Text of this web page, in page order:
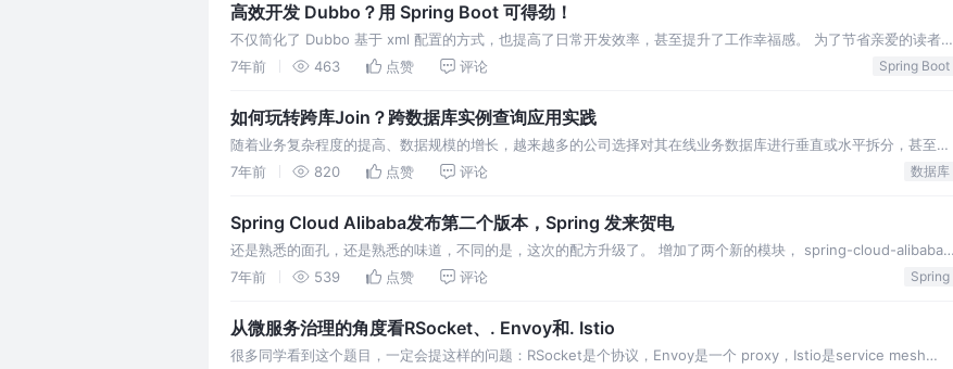
高效开发 Dubbo？用 Spring Boot 可得劲！
不仅简化了 Dubbo 基于 xml 配置的方式，也提高了日常开发效率，甚至提升了工作幸福感。 为了节省亲爱的读者您
的时间，请根据以下2点提示来阅读本文，以提高您的阅读收获效率哦。 如果您只有简单的 Java 基础和 Maven 经
7年前 463 点赞 评论 Spring Boot
如何玩转跨库Join？跨数据库实例查询应用实践
随着业务复杂程度的提高、数据规模的增长，越来越多的公司选择对其在线业务数据库进行垂直或水平拆分，甚至选
择不同的数据库类型以满足其业务需求。原本在同一数据库实例里就能实现的SQL查询，现在需要跨多个数据库实例
7年前 820 点赞 评论 数据库
Spring Cloud Alibaba发布第二个版本，Spring 发来贺电
还是熟悉的面孔，还是熟悉的味道，不同的是，这次的配方升级了。 增加了两个新的模块， spring-cloud-alibaba-
schedulerx 和 spring-cloud-stream-binder-rocketmq 。 在 spring-cloud-alibaba-na…
7年前 539 点赞 评论 Spring
从微服务治理的角度看RSocket、. Envoy和. Istio
很多同学看到这个题目，一定会提这样的问题：RSocket是个协议，Envoy是一个 proxy，Istio是service mesh